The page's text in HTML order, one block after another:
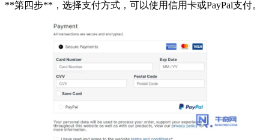
**第四步**，选择支付方式，可以使用信用卡或PayPal支付。